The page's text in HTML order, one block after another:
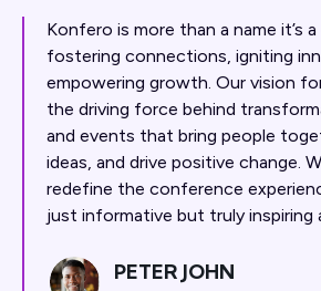
Konfero is more than a name it’s
fostering connections, igniting
empowering growth. Our vision
the driving force behind
and events that bring people
ideas, and drive positive change.
redefine the conference
just informative but truly inspiring
PETER JOHN